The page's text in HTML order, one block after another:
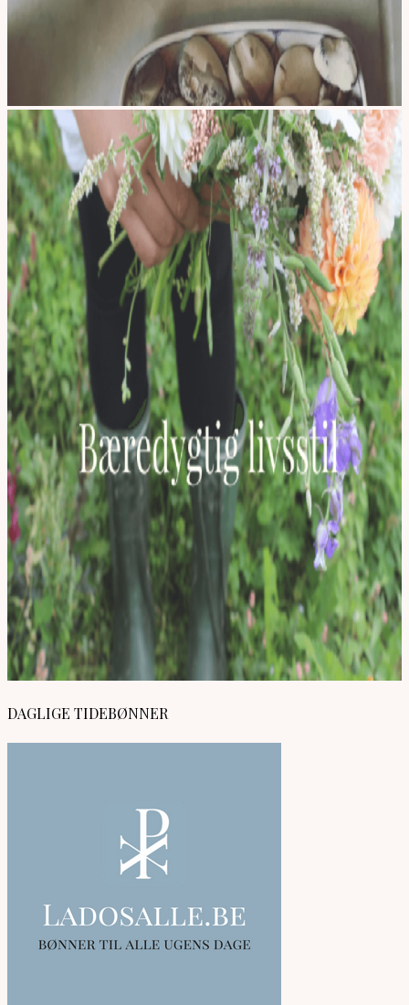
DAGLIGE TIDEBØNNER